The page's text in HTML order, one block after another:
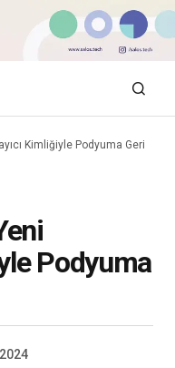
Kimliğiyle Podyuma Geri
Podyuma